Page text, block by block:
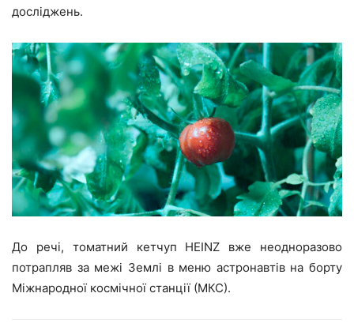
досліджень.
До речі, томатний кетчуп HEINZ вже неодноразово
потрапляв за межі Землі в меню астронавтів на борту
Міжнародної космічної станції (МКС).